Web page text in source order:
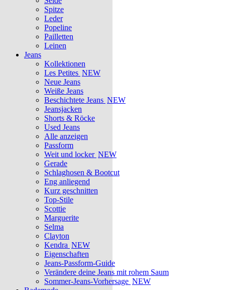
Spitze
Leder
Popeline
Pailletten
Leinen
Jeans
Kollektionen
Les Petites NEW
Neue Jeans
Weiße Jeans
Beschichtete Jeans NEW
Jeansjacken
Shorts & Röcke
Used Jeans
Alle anzeigen
Passform
Weit und locker NEW
Gerade
Schlaghosen & Bootcut
Eng anliegend
Kurz geschnitten
Top-Stile
Scottie
Marguerite
Selma
Clayton
Kendra NEW
Eigenschaften
Jeans-Passform-Guide
Verändere deine Jeans mit rohem Saum
Sommer-Jeans-Vorhersage NEW